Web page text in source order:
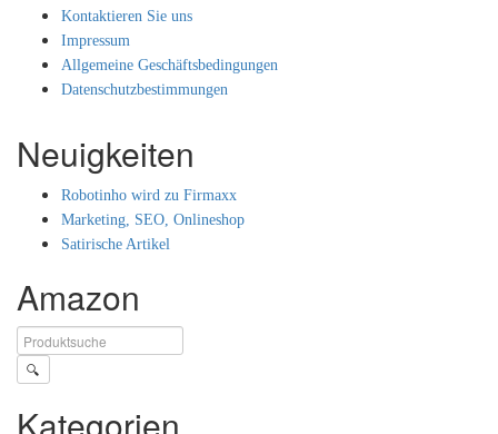
Kontaktieren Sie uns
Impressum
Allgemeine Geschäftsbedingungen
Datenschutzbestimmungen
Neuigkeiten
Robotinho wird zu Firmaxx
Marketing, SEO, Onlineshop
Satirische Artikel
Amazon
🔍